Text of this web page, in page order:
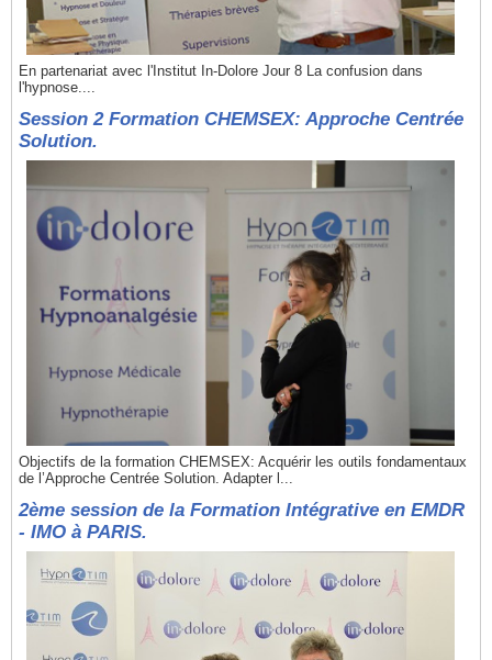
En partenariat avec l'Institut In-Dolore Jour 8 La confusion dans
l'hypnose....
Session 2 Formation CHEMSEX: Approche Centrée
Solution.
Objectifs de la formation CHEMSEX: Acquérir les outils fondamentaux
de l’Approche Centrée Solution. Adapter l...
2ème session de la Formation Intégrative en EMDR
- IMO à PARIS.